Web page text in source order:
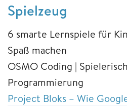
Spielzeug
6 smarte Lernspiele für
Spaß machen
OSMO Coding |
Programmierung
Project Bloks – Wie